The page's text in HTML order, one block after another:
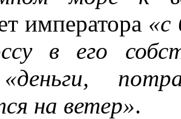
императора
в его
«деньги,
на ветер».